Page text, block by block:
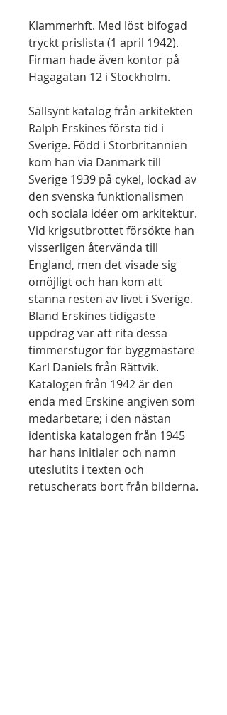
Klammerhft. Med löst bifogad
tryckt prislista (1 april 1942).
Firman hade även kontor på
Hagagatan 12 i Stockholm.
Sällsynt katalog från arkitekten
Ralph Erskines första tid i
Sverige. Född i Storbritannien
kom han via Danmark till
Sverige 1939 på cykel, lockad av
den svenska funktionalismen
och sociala idéer om arkitektur.
Vid krigsutbrottet försökte han
visserligen återvända till
England, men det visade sig
omöjligt och han kom att
stanna resten av livet i Sverige.
Bland Erskines tidigaste
uppdrag var att rita dessa
timmerstugor för byggmästare
Karl Daniels från Rättvik.
Katalogen från 1942 är den
enda med Erskine angiven som
medarbetare; i den nästan
identiska katalogen från 1945
har hans initialer och namn
uteslutits i texten och
retuscherats bort från bilderna.